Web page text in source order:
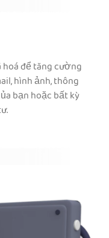
để tăng cường
hình ảnh, thông
bạn hoặc bất kỳ